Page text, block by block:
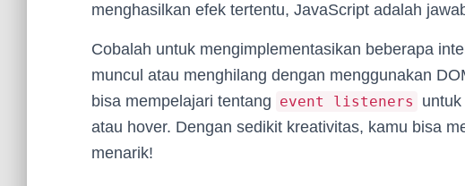
menghasilkan efek tertentu, JavaScript adalah
Cobalah untuk mengimplementasikan beberapa
muncul atau menghilang dengan menggunakan
bisa mempelajari tentang event listeners
atau hover. Dengan sedikit kreativitas, kamu bisa
menarik!